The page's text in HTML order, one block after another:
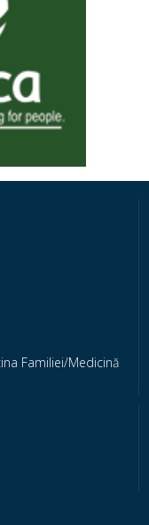
Familiei/Medicină